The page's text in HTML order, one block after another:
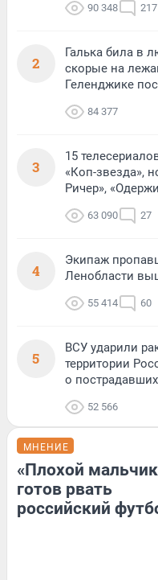
90 348 217
2
Галька била в
скорые на
Геленджике
84 377
3
15
«Коп-звезда»,
Ричер»,
63 090 27
4
Экипаж
Ленобласти
55 414 60
5
ВСУ ударили
территории
о пострадавших
52 566
МНЕНИЕ
«Плохой
готов рвать
российский